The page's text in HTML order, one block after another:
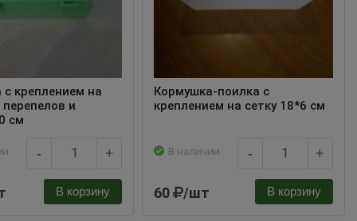
креплением на
перепелов и
см
- +
В корзину
Кормушка-поилка с
креплением на сетку 18*6 см
В наличии - +
60 /шт В корзину